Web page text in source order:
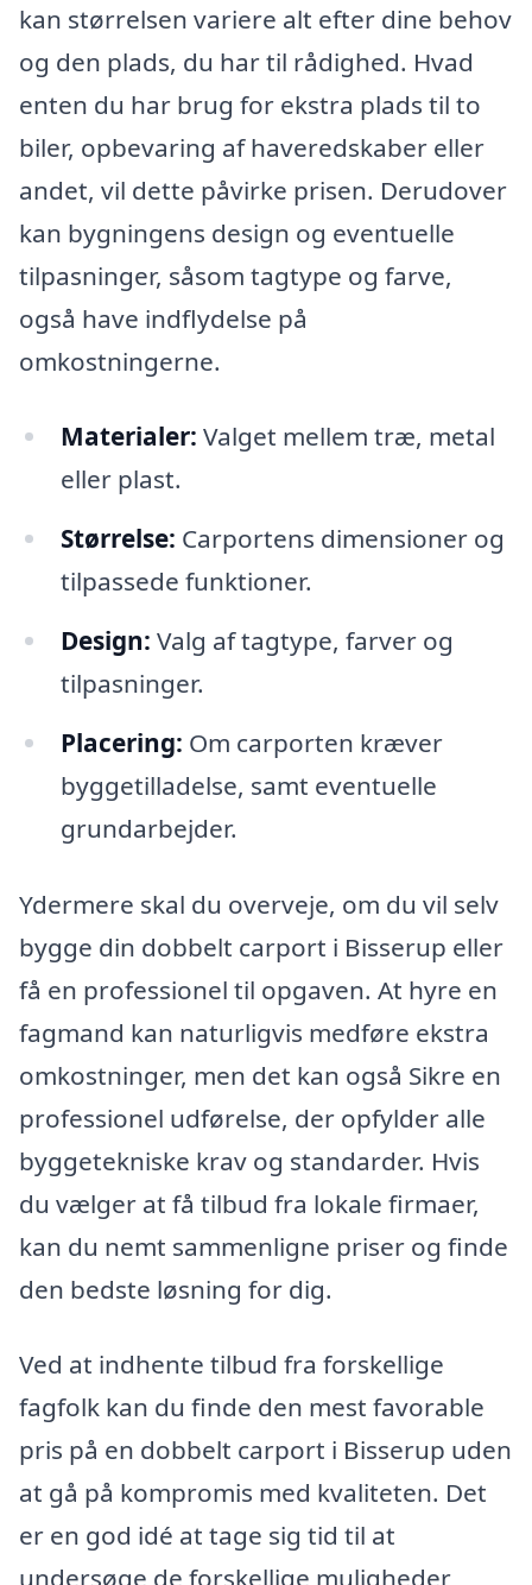
kan størrelsen variere alt efter dine behov
og den plads, du har til rådighed. Hvad
enten du har brug for ekstra plads til to
biler, opbevaring af haveredskaber eller
andet, vil dette påvirke prisen. Derudover
kan bygningens design og eventuelle
tilpasninger, såsom tagtype og farve,
også have indflydelse på
omkostningerne.
Materialer: Valget mellem træ, metal
eller plast.
Størrelse: Carportens dimensioner og
tilpassede funktioner.
Design: Valg af tagtype, farver og
tilpasninger.
Placering: Om carporten kræver
byggetilladelse, samt eventuelle
grundarbejder.
Ydermere skal du overveje, om du vil selv
bygge din dobbelt carport i Bisserup eller
få en professionel til opgaven. At hyre en
fagmand kan naturligvis medføre ekstra
omkostninger, men det kan også Sikre en
professionel udførelse, der opfylder alle
byggetekniske krav og standarder. Hvis
du vælger at få tilbud fra lokale firmaer,
kan du nemt sammenligne priser og finde
den bedste løsning for dig.
Ved at indhente tilbud fra forskellige
fagfolk kan du finde den mest favorable
pris på en dobbelt carport i Bisserup uden
at gå på kompromis med kvaliteten. Det
er en god idé at tage sig tid til at
undersøge de forskellige muligheder